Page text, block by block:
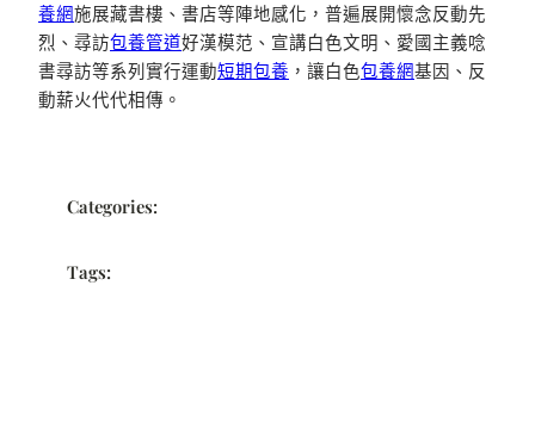
養網施展藏書樓、書店等陣地感化，普遍展開懷念反動先
烈、尋訪包養管道好漢模范、宣講白色文明、愛國主義唸
書尋訪等系列實行運動短期包養 ，讓白色包養網基因、反
動薪火代代相傳。
Categories:
Tags: